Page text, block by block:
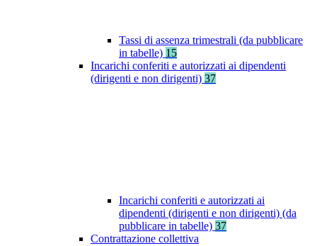
Tassi di assenza trimestrali (da pubblicare
in tabelle) 15
Incarichi conferiti e autorizzati ai dipendenti
(dirigenti e non dirigenti) 37
Incarichi conferiti e autorizzati ai
dipendenti (dirigenti e non dirigenti) (da
pubblicare in tabelle) 37
Contrattazione collettiva